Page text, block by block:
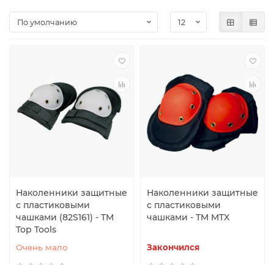
Наколенники защитные
с пластиковыми
чашками (82S161) - TM
Top Tools
Очень мало
Наколенники защитные
с пластиковыми
чашками - ТM MTX
Закончился